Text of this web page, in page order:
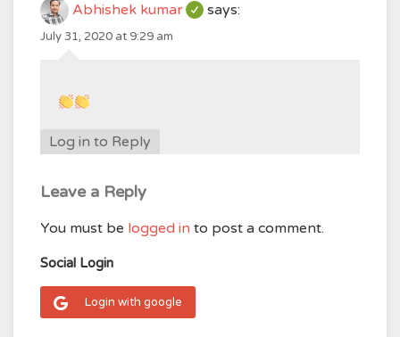
Abhishek kumar says:
July 31, 2020 at 9:29 am
Log in to Reply
Leave a Reply
You must be logged in to post a comment.
Social Login
Login with google